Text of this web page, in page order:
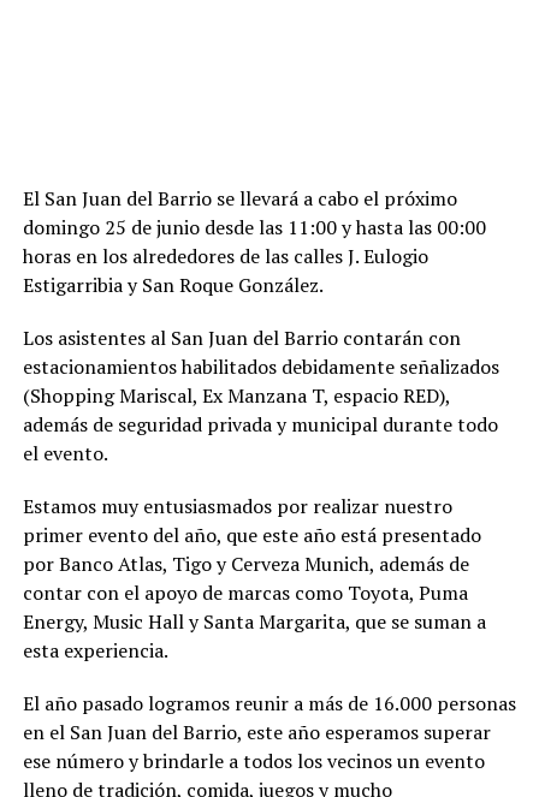
El San Juan del Barrio se llevará a cabo el próximo
domingo 25 de junio desde las 11:00 y hasta las 00:00
horas en los alrededores de las calles J. Eulogio
Estigarribia y San Roque González.
Los asistentes al San Juan del Barrio contarán con
estacionamientos habilitados debidamente señalizados
(Shopping Mariscal, Ex Manzana T, espacio RED),
además de seguridad privada y municipal durante todo
el evento.
Estamos muy entusiasmados por realizar nuestro
primer evento del año, que este año está presentado
por Banco Atlas, Tigo y Cerveza Munich, además de
contar con el apoyo de marcas como Toyota, Puma
Energy, Music Hall y Santa Margarita, que se suman a
esta experiencia.
El año pasado logramos reunir a más de 16.000 personas
en el San Juan del Barrio, este año esperamos superar
ese número y brindarle a todos los vecinos un evento
lleno de tradición, comida, juegos y mucho